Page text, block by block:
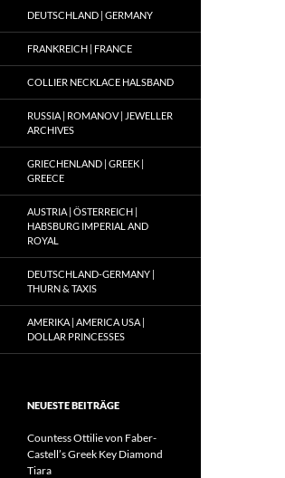
DEUTSCHLAND | GERMANY
FRANKREICH | FRANCE
COLLIER NECKLACE HALSBAND
RUSSIA | ROMANOV | JEWELLER
ARCHIVES
GRIECHENLAND | GREEK |
GREECE
AUSTRIA | ÖSTERREICH |
HABSBURG IMPERIAL AND
ROYAL
DEUTSCHLAND-GERMANY |
THURN & TAXIS
AMERIKA | AMERICA USA |
DOLLAR PRINCESSES
NEUESTE BEITRÄGE
Countess Ottilie von Faber-
Castell’s Greek Key Diamond
Tiara